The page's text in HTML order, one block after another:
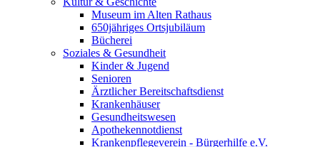
Museum im Alten Rathaus
650jähriges Ortsjubiläum
Bücherei
Soziales & Gesundheit
Kinder & Jugend
Senioren
Ärztlicher Bereitschaftsdienst
Krankenhäuser
Gesundheitswesen
Apothekennotdienst
Krankenpflegeverein - Bürgerhilfe e.V.